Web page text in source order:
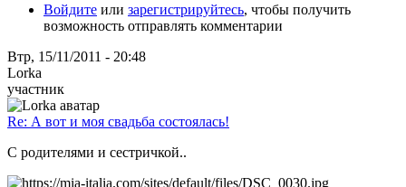
Войдите или зарегистрируйтесь, чтобы получить
возможность отправлять комментарии
Втр, 15/11/2011 - 20:48
Lorka
участник
Re: А вот и моя свадьба состоялась!
С родителями и сестричкой..